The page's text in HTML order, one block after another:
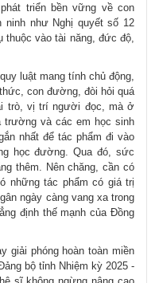
triển bền vững về con
ninh như Nghị quyết số 12
thuộc vào tài năng, đức độ,
luật mang tính chủ động,
con đường, đòi hỏi quá
trò, vị trí người đọc, mà ở
trường và các em học sinh
nhất để tác phẩm đi vào
học đường. Qua đó, sức
thêm. Nên chăng, cần có
những tác phẩm có giá trị
ngày càng vang xa trong
định thế mạnh của Đồng
giải phóng hoàn toàn miền
bộ tỉnh Nhiệm kỳ 2025 -